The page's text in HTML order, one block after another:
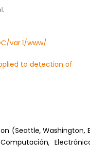
var.1/www/
to detection of
(Seattle, Washington,